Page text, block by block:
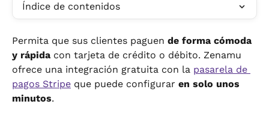
Índice de contenidos
Permita que sus clientes paguen de forma cómoda
y rápida con tarjeta de crédito o débito. Zenamu
ofrece una integración gratuita con la pasarela de
pagos Stripe que puede configurar en solo unos
minutos.